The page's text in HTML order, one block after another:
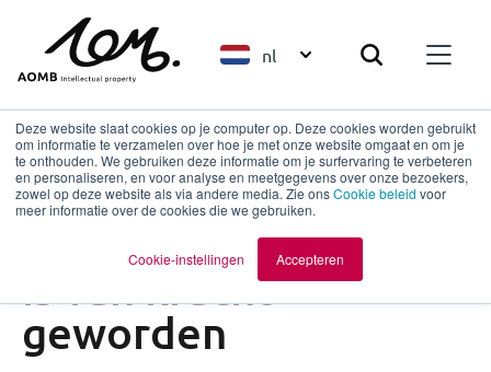
Deze website slaat cookies op je computer op. Deze cookies worden gebruikt
om informatie te verzamelen over hoe je met onze website omgaat en om je
te onthouden. We gebruiken deze informatie om je surfervaring te verbeteren
en personaliseren, en voor analyse en meetgegevens over onze bezoekers,
zowel op deze website als via andere media. Zie onsCookie beleid voor
meer informatie over de cookies die we gebruiken.
Cookie-instellingen Accepteren
nl
Terug naar overzicht
Het Unitair Octrooi
is van kracht
geworden